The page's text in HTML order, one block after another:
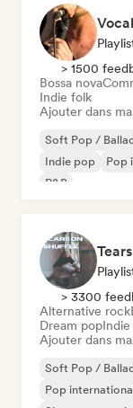
> 1500
Bossa nova
Indie folk
Ajouter dans
Soft Pop /
Indie pop
Pop
R&B
> 3300
Alternative rock
Dream pop
Ajouter dans
Soft Pop /
Pop